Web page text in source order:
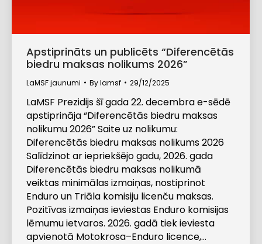
Apstiprināts un publicēts “Diferencētās
biedru maksas nolikums 2026”
LaMSF jaunumi Bylamsf 29/12/2025
LaMSF Prezidijs šī gada 22. decembra e-sēdē
apstiprināja “Diferencētās biedru maksas
nolikumu 2026” Saite uz nolikumu:
Diferencētās biedru maksas nolikums 2026
Salīdzinot ar iepriekšējo gadu, 2026. gada
Diferencētās biedru maksas nolikumā
veiktas minimālas izmaiņas, nostiprinot
Enduro un Triāla komisiju licenču maksas.
Pozitīvas izmaiņas ieviestas Enduro komisijas
lēmumu ietvaros. 2026. gadā tiek ieviesta
apvienotā Motokrosa–Enduro licence,…